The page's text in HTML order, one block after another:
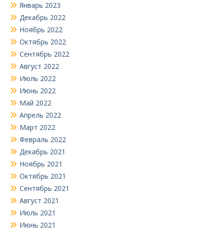
Январь 2023
Декабрь 2022
Ноябрь 2022
Октябрь 2022
Сентябрь 2022
Август 2022
Июль 2022
Июнь 2022
Май 2022
Апрель 2022
Март 2022
Февраль 2022
Декабрь 2021
Ноябрь 2021
Октябрь 2021
Сентябрь 2021
Август 2021
Июль 2021
Июнь 2021